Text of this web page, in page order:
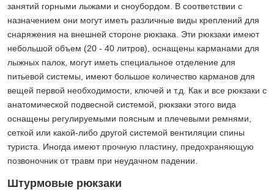
занятий горными лыжами и сноубордом. В соответствии с
назначением они могут иметь различные виды креплений для
снаряжения на внешней стороне рюкзака. Эти рюкзаки имеют
небольшой объем (20 - 40 литров), оснащены карманами для
лыжных палок, могут иметь специальное отделение для
питьевой системы, имеют большое количество карманов для
вещей первой необходимости, ключей и т.д. Как и все рюкзаки с
анатомической подвесной системой, рюкзаки этого вида
оснащены регулируемыми поясным и плечевыми ремнями,
сеткой или какой-либо другой системой вентиляции спины
туриста. Иногда имеют прочную пластину, предохраняющую
позвоночник от травм при неудачном падении.
Штурмовые рюкзаки